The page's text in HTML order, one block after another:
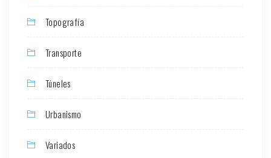
Topografía
Transporte
Túneles
Urbanismo
Variados